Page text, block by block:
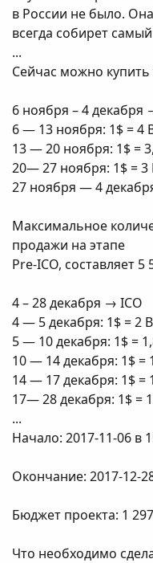
в России не было.
всегда собирет
...
Сейчас можно
6 ноября – 4 декабря
6 — 13 ноября: 1$ = 4
13 — 20 ноября: 1$ =
20— 27 ноября: 1$ = 3
27 ноября — 4
Максимальное
продажи на этапе
Pre-ICO, составляет 5
4 – 28 декабря → ICO
4 — 5 декабря: 1$ = 2
5 — 10 декабря: 1$ =
10 — 14 декабря: 1$ =
14 — 17 декабря: 1$ =
17— 28 декабря: 1$ =
...
Начало: 2017-11-06 в
Окончание: 2017-12-
Бюджет проекта: 1
Что необходимо